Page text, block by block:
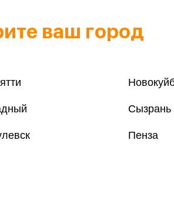
Все книги
ваш город
Сызрань
Пенза